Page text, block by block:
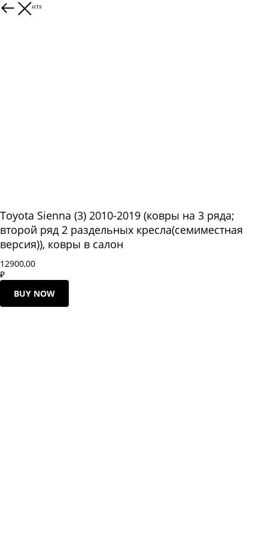
More products
Toyota Sienna (3) 2010-2019 (ковры на 3 ряда;
второй ряд 2 раздельных кресла(семиместная
версия)), ковры в салон
12900,00
₽
BUY NOW